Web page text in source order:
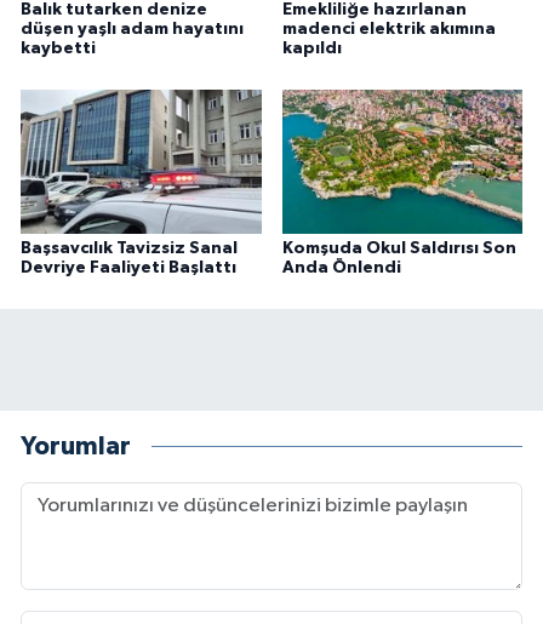
Balık tutarken denize
düşen yaşlı adam hayatını
kaybetti
Emekliliğe hazırlanan
madenci elektrik akımına
kapıldı
Başsavcılık Tavizsiz Sanal
Devriye Faaliyeti Başlattı
Komşuda Okul Saldırısı Son
Anda Önlendi
Yorumlar